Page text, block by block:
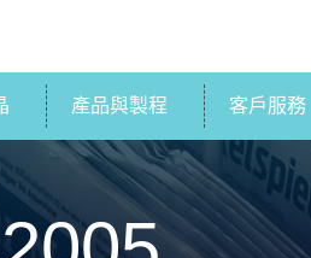
產品與製程 客戶服務